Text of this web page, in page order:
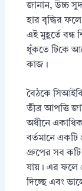
জানান, উচ্চ
হার বৃদ্ধির
এই মুহূর্তে বন্ধ
ধুঁকতে টিকে
কাজ।
বৈঠকে সিআইবি
তীব্র আপত্তি
অধীনে একাধিক
বর্তমানে একটি
গ্রুপের সব কটি
যায়। এর ফলে
দিচ্ছে এবং